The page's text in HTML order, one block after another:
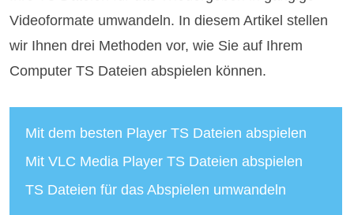
Videoformate umwandeln. In diesem Artikel stellen
wir Ihnen drei Methoden vor, wie Sie auf Ihrem
Computer TS Dateien abspielen können.
Mit dem besten Player TS Dateien abspielen
Mit VLC Media Player TS Dateien abspielen
TS Dateien für das Abspielen umwandeln